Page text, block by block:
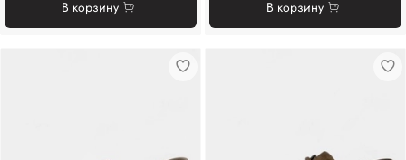
В корзину В корзину